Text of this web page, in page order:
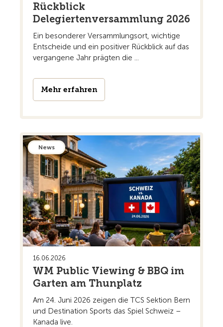
Rückblick
Delegiertenversammlung 2026
Ein besonderer Versammlungsort, wichtige
Entscheide und ein positiver Rückblick auf das
vergangene Jahr prägten die ...
Mehr erfahren
News
16.06.2026
WM Public Viewing & BBQ im
Garten am Thunplatz
Am 24. Juni 2026 zeigen die TCS Sektion Bern
und Destination Sports das Spiel Schweiz –
Kanada live.